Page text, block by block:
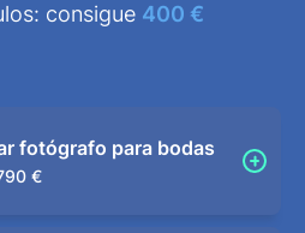
consigue 400 €
fotógrafo para bodas
€